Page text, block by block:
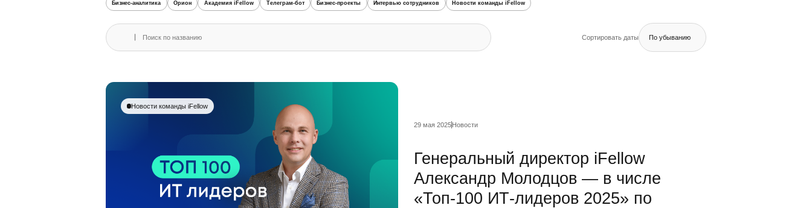
Бизнес-аналитика Орион Академия iFellow Телеграм-бот Бизнес-проекты Интервью сотрудников Новости команды iFellow
Сортировать даты По убыванию
Новости команды iFellow
29 мая 2025 Новости
Генеральный директор iFellow
Александр Молодцов — в числе
«Топ-100 ИТ-лидеров 2025» по